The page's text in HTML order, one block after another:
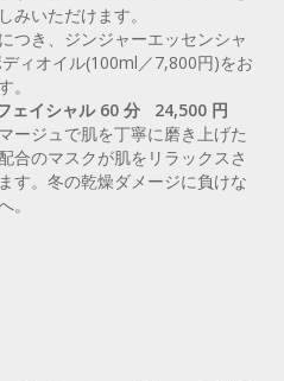
みいただけます。
つき、ジンジャーエッセンシャ
ィオイル(100ml／7,800円)をお
ェイシャル 60 分 24,500 円
ージュで肌を丁寧に磨き上げた
合のマスクが肌をリラックスさ
す。冬の乾燥ダメージに負けな
。